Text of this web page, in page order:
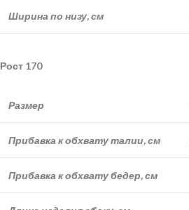
Ширина по низу, см
Рост 170
Размер
Прибавка к обхвату талии, см
Прибавка к обхвату бедер, см